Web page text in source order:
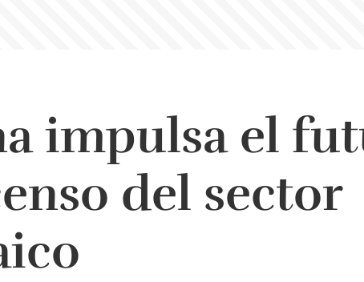
impulsa el
del sector